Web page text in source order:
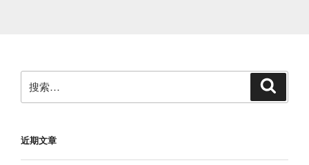
索：
近期文章